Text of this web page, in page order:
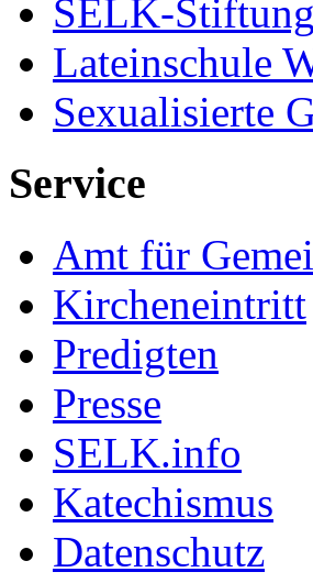
SELK-Stiftung
Lateinschule
Sexualisierte
Service
Amt für
Kircheneintritt
Predigten
Presse
SELK.info
Katechismus
Datenschutz